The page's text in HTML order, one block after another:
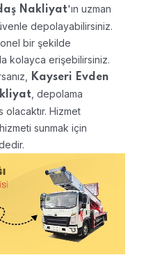
Nakliyat'ın uzman
depolayabilirsiniz.
bir şekilde
kolayca erişebilirsiniz.
Kayseri Evden
, depolama
olacaktır. Hizmet
sunmak için